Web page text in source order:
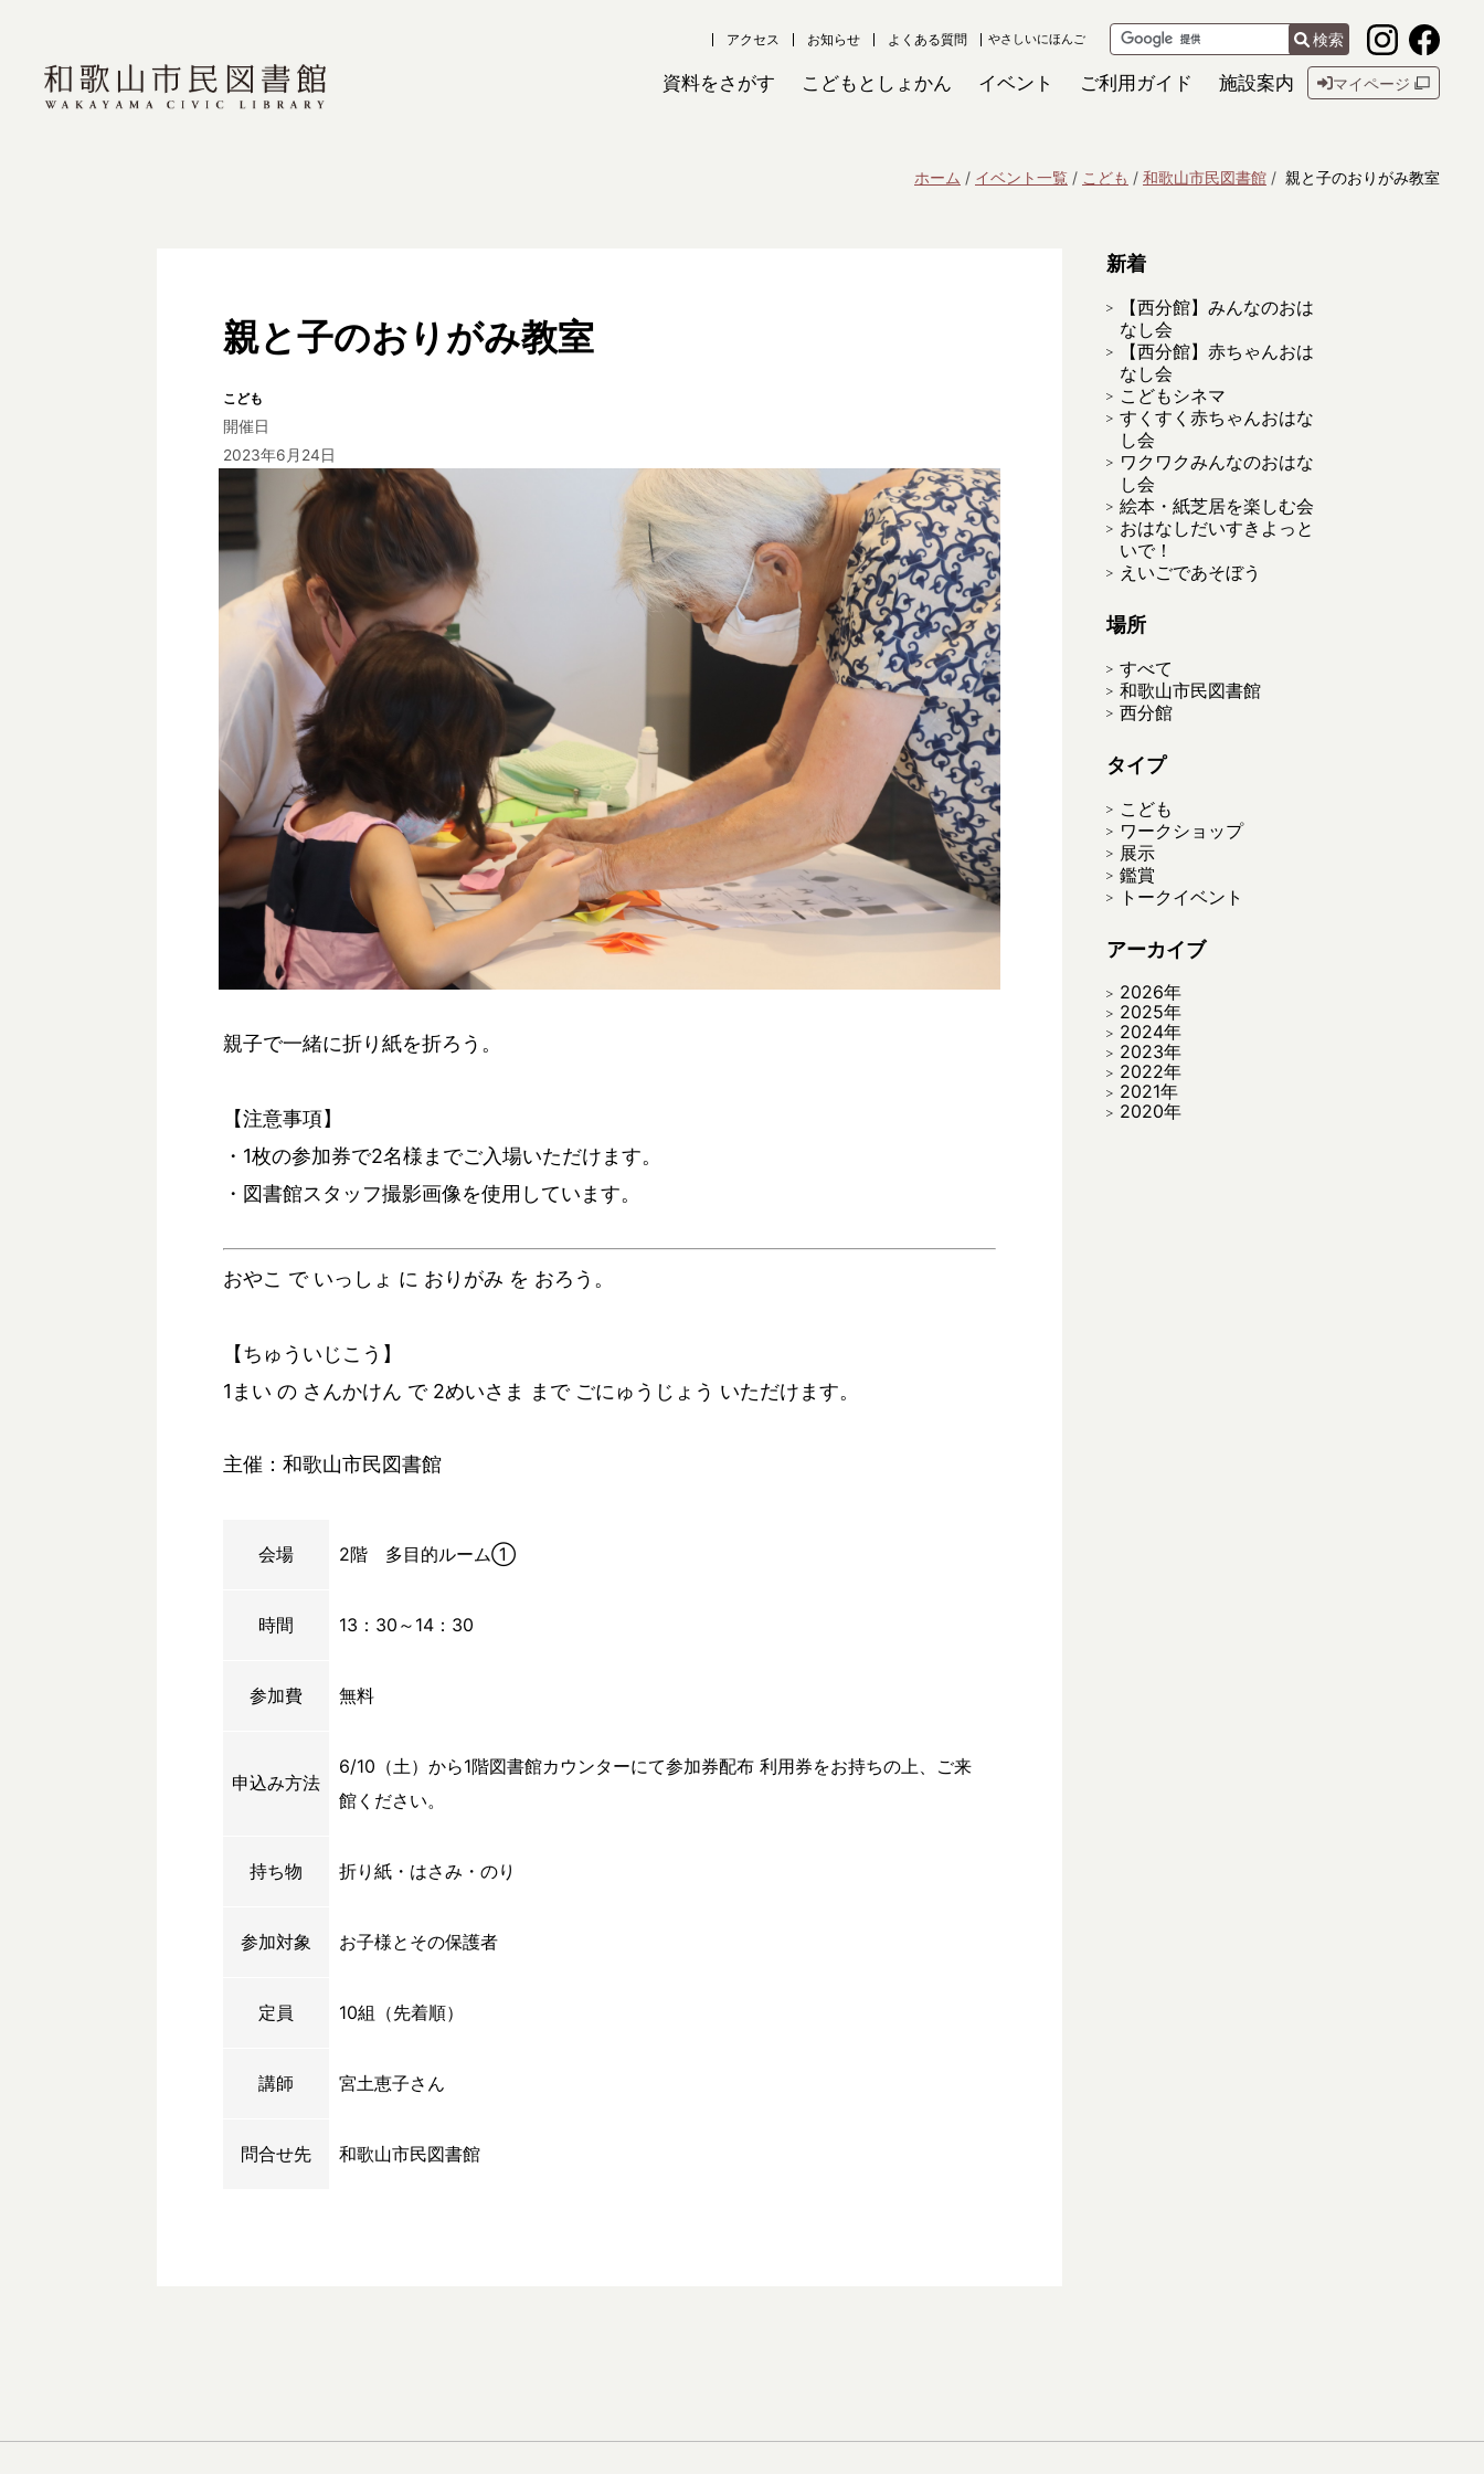
アクセス お知らせ よくある質問 やさしいにほんご 検索
資料をさがす こどもとしょかん イベント ご利用ガイド 施設案内 マイページ
ホーム イベント一覧 こども 和歌山市民図書館 親と子のおりがみ教室
親と子のおりがみ教室
こども
開催日
2023年6月24日
親子で一緒に折り紙を折ろう。
【注意事項】
・1枚の参加券で2名様までご入場いただけます。
・図書館スタッフ撮影画像を使用しています。
おやこ で いっしょ に おりがみ を おろう。
【ちゅういじこう】
1まい の さんかけん で 2めいさま まで ごにゅうじょう いただけます。
主催：和歌山市民図書館
会場 2階 多目的ルーム①
時間 13：30～14：30
参加費 無料
申込み方法
6/10（土）から1階図書館カウンターにて参加券配布 利用券をお持ちの上、ご来
館ください。
持ち物 折り紙・はさみ・のり
参加対象 お子様とその保護者
定員 10組（先着順）
講師 宮土恵子さん
問合せ先 和歌山市民図書館
新着
【西分館】みんなのおは
なし会
【西分館】赤ちゃんおは
なし会
こどもシネマ
すくすく赤ちゃんおはな
し会
ワクワクみんなのおはな
し会
絵本・紙芝居を楽しむ会
おはなしだいすきよっと
いで！
えいごであそぼう
場所
すべて
和歌山市民図書館
西分館
タイプ
こども
ワークショップ
展示
鑑賞
トークイベント
アーカイブ
2026年
2025年
2024年
2023年
2022年
2021年
2020年